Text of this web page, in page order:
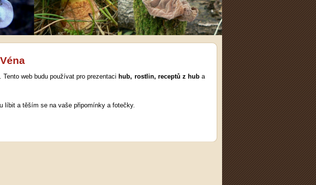
web budu používat pro prezentaci hub, rostlin, receptů z huba
líbit a těším se na vaše připomínky a fotečky.